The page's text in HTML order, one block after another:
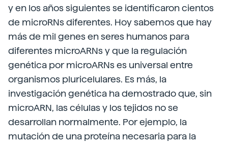
y en los años siguientes se identificaron cientos
de microRNs diferentes. Hoy sabemos que hay
más de mil genes en seres humanos para
diferentes microARNs y que la regulación
genética por microARNs es universal entre
organismos pluricelulares. Es más, la
investigación genética ha demostrado que, sin
microARN, las células y los tejidos no se
desarrollan normalmente. Por ejemplo, la
mutación de una proteína necesaria para la